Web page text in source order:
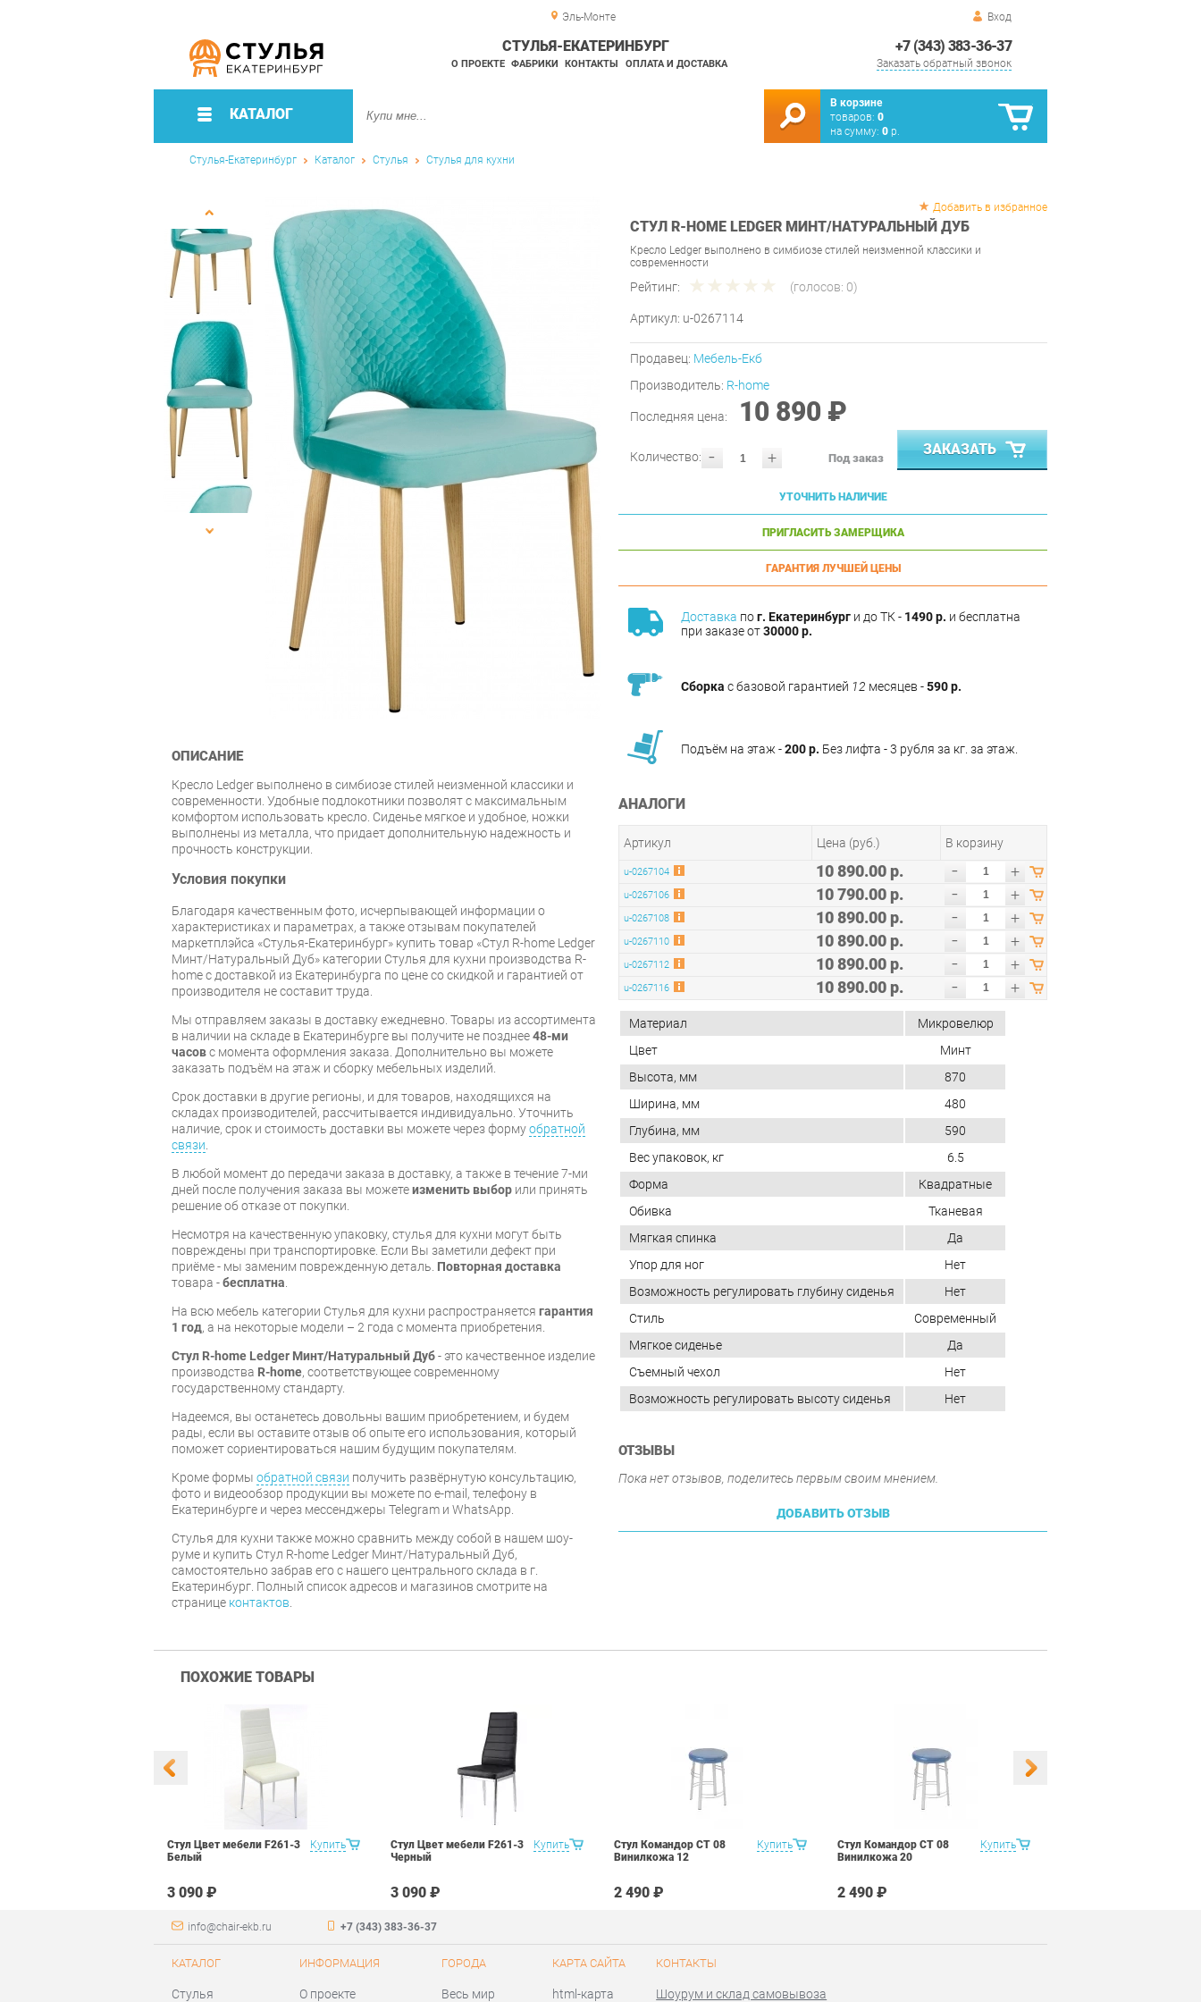
Эль-Монте Вход
+7 (343) 383-36-37
Заказать обратный звонок
СТУЛЬЯ-ЕКАТЕРИНБУРГ
О ПРОЕКТЕ ФАБРИКИ КОНТАКТЫ ОПЛАТА И ДОСТАВКА
КАТАЛОГ
В корзине
товаров: 0
на сумму: 0 р.
Стулья-Екатеринбург Каталог Стулья Стулья для кухни
Добавить в избранное
СТУЛ R-HOME LEDGER МИНТ/НАТУРАЛЬНЫЙ ДУБ
Кресло Ledger выполнено в симбиозе стилей неизменной классики и
современности
Рейтинг: (голосов: 0)
Артикул: u-0267114
Продавец: Мебель-Екб
Производитель: R-home
Последняя цена: 10 890 ₽
- +
Количество: Под заказ
ЗАКАЗАТЬ
УТОЧНИТЬ НАЛИЧИЕ
ПРИГЛАСИТЬ ЗАМЕРЩИКА
ГАРАНТИЯ ЛУЧШЕЙ ЦЕНЫ
Доставка пог. Екатеринбург и до ТК - 1490 р. и бесплатна
при заказе от30000 р.
Сборка с базовой гарантией 12 месяцев -590 р.
Подъём на этаж -200 р. Без лифта - 3 рубля за кг. за этаж.
АНАЛОГИ
Артикул Цена (руб.) В корзину
u-0267104 10 890.00 р. - +
u-0267106 10 790.00 р. - +
u-0267108 10 890.00 р. - +
u-0267110 10 890.00 р. - +
u-0267112 10 890.00 р. - +
u-0267116 10 890.00 р. - +
ОПИСАНИЕ
Кресло Ledger выполнено в симбиозе стилей неизменной классики и
современности. Удобные подлокотники позволят с максимальным
комфортом использовать кресло. Сиденье мягкое и удобное, ножки
выполнены из металла, что придает дополнительную надежность и
прочность конструкции.
Условия покупки
Благодаря качественным фото, исчерпывающей информации о
характеристиках и параметрах, а также отзывам покупателей
маркетплэйса «Стулья-Екатеринбург» купить товар «Стул R-home Ledger
Минт/Натуральный Дуб» категории Стулья для кухни производства R-
home с доставкой из Екатеринбурга по цене со скидкой и гарантией от
производителя не составит труда.
Мы отправляем заказы в доставку ежедневно. Товары из ассортимента
в наличии на складе в Екатеринбурге вы получите не позднее48-ми
часовс момента оформления заказа. Дополнительно вы можете
заказать подъём на этаж и сборку мебельных изделий.
Срок доставки в другие регионы, и для товаров, находящихся на
складах производителей, рассчитывается индивидуально. Уточнить
наличие, срок и стоимость доставки вы можете через формуобратной
связи
В любой момент до передачи заказа в доставку, а также в течение 7-ми
дней после получения заказа вы можетеизменить выбор или принять
решение об отказе от покупки.
Несмотря на качественную упаковку, стулья для кухни могут быть
повреждены при транспортировке. Если Вы заметили дефект при
приёме - мы заменим поврежденную деталь. Повторная доставка
товара -бесплатна
На всю мебель категории Стулья для кухни распространяется гарантия
1 год, а на некоторые модели – 2 года с момента приобретения.
Стул R-home Ledger Минт/Натуральный Дуб- это качественное изделие
производства R-home, соответствующее современному
государственному стандарту.
Надеемся, вы останетесь довольны вашим приобретением, и будем
рады, если вы оставите отзыв об опыте его использования, который
поможет сориентироваться нашим будущим покупателям.
Кроме формы обратной связи получить развёрнутую консультацию,
фото и видеообзор продукции вы можете по e-mail, телефону в
Екатеринбурге и через мессенджеры Telegram и WhatsApp.
Стулья для кухни также можно сравнить между собой в нашем шоу-
руме и купить Стул R-home Ledger Минт/Натуральный Дуб,
самостоятельно забрав его с нашего центрального склада в г.
Екатеринбург. Полный список адресов и магазинов смотрите на
странице контактов
Материал
Микровелюр
Цвет
Минт
Высота, мм
870
Ширина, мм
480
Глубина, мм
590
Вес упаковок, кг
6.5
Форма
Квадратные
Обивка
Тканевая
Мягкая спинка
Да
Упор для ног
Нет
Возможность регулировать глубину сиденья
Нет
Стиль
Современный
Мягкое сиденье
Да
Съемный чехол
Нет
Возможность регулировать высоту сиденья
Нет
ОТЗЫВЫ
Пока нет отзывов, поделитесь первым своим мнением.
ДОБАВИТЬ ОТЗЫВ
ПОХОЖИЕ ТОВАРЫ
Купить
Стул Цвет мебели F261-3
Белый
3 090 ₽
Купить
Стул Цвет мебели F261-3
Черный
3 090 ₽
Купить
Стул Командор СТ 08
Винилкожа 12
2 490 ₽
Купить
Стул Командор СТ 08
Винилкожа 20
2 490 ₽
info@chair-ekb.ru +7 (343) 383-36-37
КАТАЛОГ
Стулья
ИНФОРМАЦИЯ
О проекте
ГОРОДА
Весь мир
КАРТА САЙТА
html-карта
КОНТАКТЫ
Шоурум и склад самовывоза